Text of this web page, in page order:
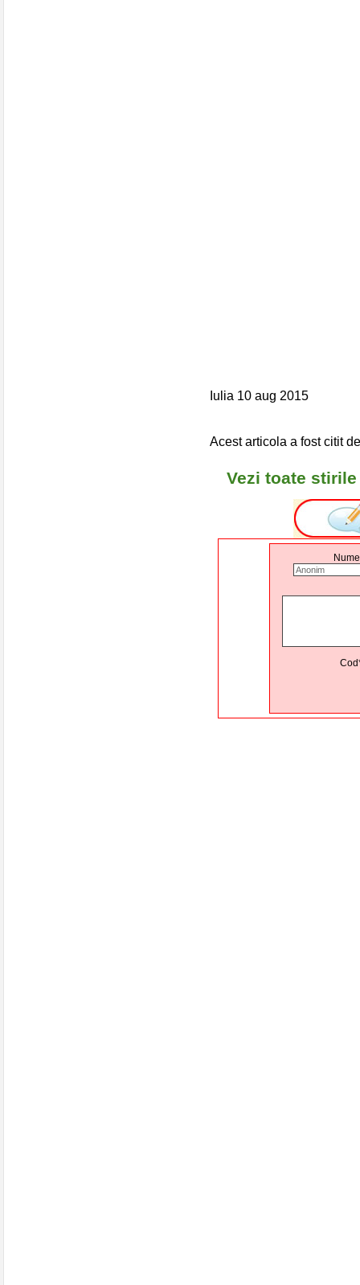
Iulia 10 aug 2015
Acest articola a fost citit
Vezi toate